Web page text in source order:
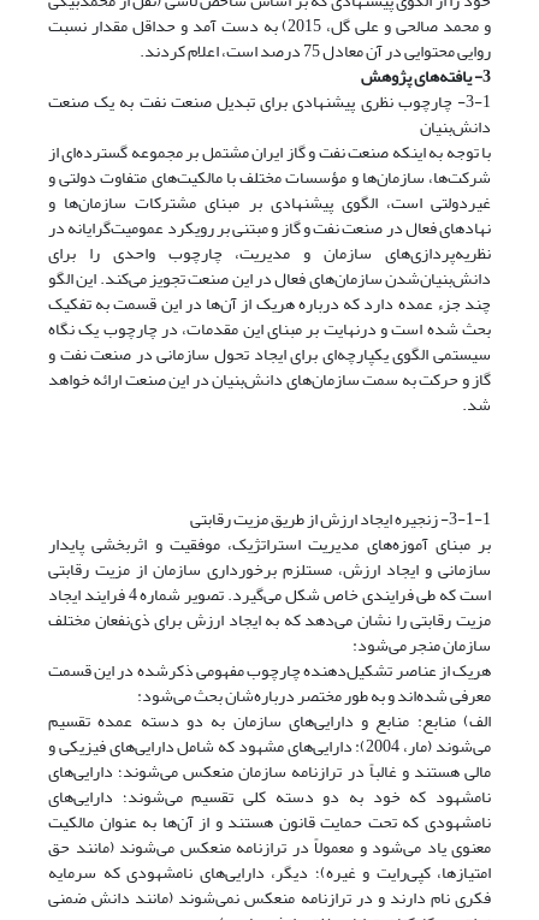
و محمد صالحی و علی گل، 2015) به دست آمد و حداقل مقدار نسبت
روایی محتوایی در آن معادل 75 درصد است، اعلام کردند.
3- یافته‌های پژوهش
3-1- چارچوب نظری پیشنهادی برای تبدیل صنعت نفت به یک صنعت
دانش‌بنیان
با توجه به اینکه صنعت نفت و گاز ایران مشتمل بر مجموعه گسترده‌ای از
شرکت‌ها، سازمان‌ها و مؤسسات مختلف با مالکیت‌های متفاوت دولتی و
غیردولتی است، الگوی پیشنهادی بر مبنای مشترکات سازمان‌ها و
نهادهای فعال در صنعت نفت و گاز و مبتنی بر رویکرد عمومیت‌گرایانه در
نظریه‌پردازی‌های سازمان و مدیریت، چارچوب واحدی را برای
دانش‌بنیان‌شدن سازمان‌های فعال در این صنعت تجویز می‌کند. این الگو
چند جزء عمده دارد که درباره هریک از آن‌ها در این قسمت به تفکیک
بحث شده است و درنهایت بر مبنای این مقدمات، در چارچوب یک نگاه
سیستمی الگوی یکپارچه‌ای برای ایجاد تحول سازمانی در صنعت نفت و
گاز و حرکت به سمت سازمان‌های دانش‌بنیان در این صنعت ارائه خواهد
شد.
3-1-1- زنجیره ایجاد ارزش از طریق مزیت رقابتی
بر مبنای آموزه‌های مدیریت استراتژیک، موفقیت و اثربخشی پایدار
سازمانی و ایجاد ارزش، مستلزم برخورداری سازمان از مزیت رقابتی
است که طی فرایندی خاص شکل می‌گیرد. تصویر شماره 4 فرایند ایجاد
مزیت رقابتی را نشان می‌دهد که به ایجاد ارزش برای ذی‌نفعان مختلف
سازمان منجر می‌شود:
هریک از عناصر تشکیل‌دهنده چارچوب مفهومی ذکرشده در این قسمت
معرفی شده‌اند و به طور مختصر درباره‌شان بحث می‌شود:
الف) منابع: منابع و دارایی‌های سازمان به دو دسته عمده تقسیم
می‌شوند (مار، 2004): دارایی‌های مشهود که شامل دارایی‌های فیزیکی و
مالی هستند و غالباً در ترازنامه سازمان منعکس می‌شوند؛ دارایی‌های
نامشهود که خود به دو دسته کلی تقسیم می‌شوند؛ دارایی‌های
نامشهودی که تحت حمایت قانون هستند و از آن‌ها به عنوان مالکیت
معنوی یاد می‌شود و معمولاً در ترازنامه منعکس می‌شوند (مانند حق
امتیازها، کپی‌رایت و غیره)؛ دیگر، دارایی‌های نامشهودی که سرمایه
فکری نام دارند و در ترازنامه منعکس نمی‌شوند (مانند دانش ضمنی